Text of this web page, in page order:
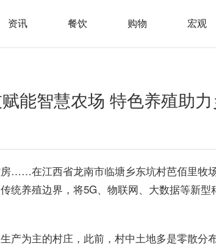
资讯 餐饮 购物 宏观
能智慧农场 特色养殖助
……在江西省龙南市临塘乡东坑村芭佰里牧
统养殖边界，将5G、物联网、大数据等新
产为主的村庄，此前，村中土地多是零散分